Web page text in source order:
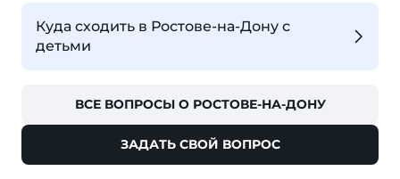
Куда сходить в Ростове-на-Дону с
детьми
ВСЕ ВОПРОСЫ О РОСТОВЕ-НА-ДОНУ
ЗАДАТЬ СВОЙ ВОПРОС